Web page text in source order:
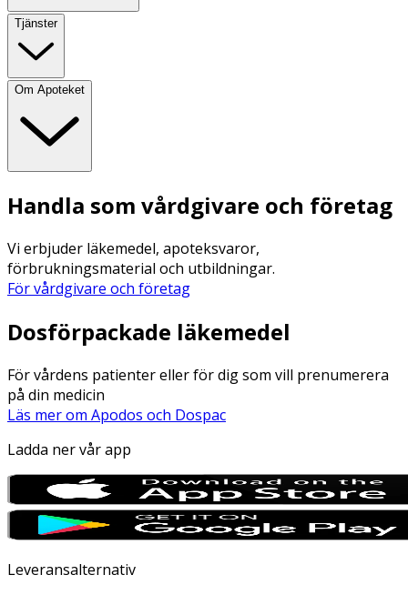
Tjänster
Om Apoteket
Handla som vårdgivare och företag
Vi erbjuder läkemedel, apoteksvaror,
förbrukningsmaterial och utbildningar.
För vårdgivare och företag
Dosförpackade läkemedel
För vårdens patienter eller för dig som vill prenumerera
på din medicin
Läs mer om Apodos och Dospac
Ladda ner vår app
Leveransalternativ